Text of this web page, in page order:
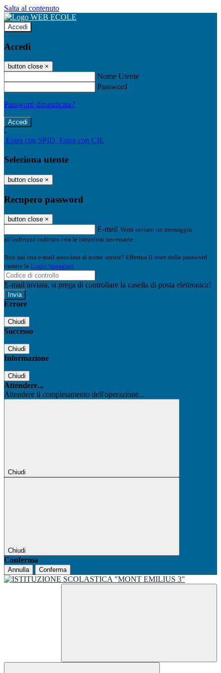
Salta al contenuto
Accedi
Accedi
button close ×
Nome Utente
Password
Password dimenticata?
-
Entra con SPID Entra con CIE
Seleziona utente
button close ×
Recupero password
button close ×
E-mail Verrà inviato un messaggio
all'indirizzo indicato con le istruzioni necessarie.
Non hai una e-mail associata al nome utente? Effettua il reset della password
tramite la Login Spaggiari
E-mail inviata, si prega di controllare la casella di posta elettronica!
Errore
Chiudi
Successo
Chiudi
Informazione
Chiudi
Attendere...
Attendere il completamento dell'operazione...
Chiudi
Chiudi
Conferma
Annulla Conferma